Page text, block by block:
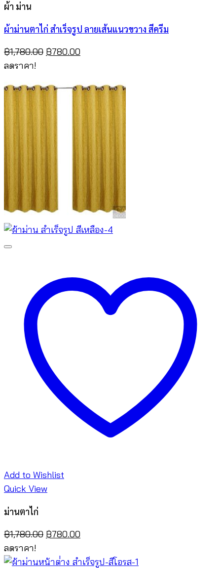
ผ้า ม่าน
ผ้าม่านตาไก่ สำเร็จรูป ลายเส้นแนวขวาง สีครีม
฿1,780.00 Original
฿1,780.00.
฿780.00
฿780.00.
ลดราคา!
Add to Wishlist
Quick View
ม่านตาไก่
฿1,780.00 Original
was:
฿780.00
is:
ลดราคา!